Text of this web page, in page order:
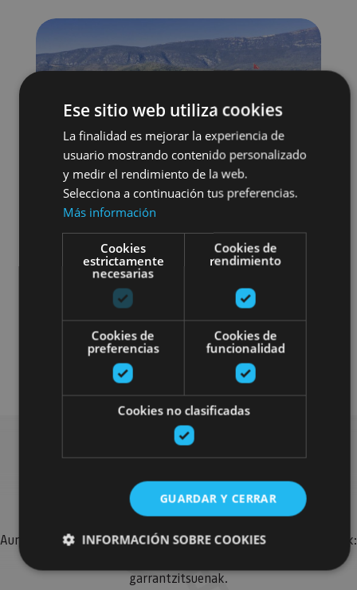
Localidades Castillos y fortalezas
Arquitectura religiosa
Bilatu plan gehiago
Aurkitu zure bidaia Nafarroan osatzeko planak eta iradokizunak:
garrantzitsuenak.
Ese sitio web utiliza cookies
La finalidad es mejorar la experiencia de
usuario mostrando contenido personalizado
y medir el rendimiento de la web.
Selecciona a continuación tus preferencias.
Más información
Cookies
estrictamente
necesarias
Cookies de
rendimiento
Cookies de
preferencias
Cookies de
funcionalidad
Cookies no clasificadas
GUARDAR Y CERRAR
INFORMACIÓN SOBRE COOKIES